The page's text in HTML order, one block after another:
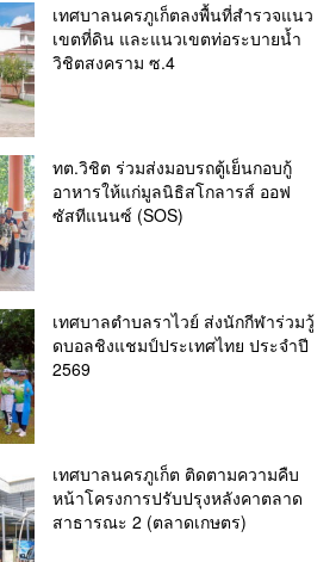
เทศบาลนครภูเก็ตลงพื้นที่สำรวจแนว
เขตที่ดิน และแนวเขตท่อระบายน้ำ
วิชิตสงคราม ซ.4
ทต.วิชิต ร่วมส่งมอบรถตู้เย็นกอบกู้
อาหารให้แก่มูลนิธิสโกลารส์ ออฟ
ซัสทีแนนซ์ (SOS)
เทศบาลตำบลราไวย์ ส่งนักกีฬาร่วมวู้
ดบอลชิงแชมป์ประเทศไทย ประจำปี
2569
เทศบาลนครภูเก็ต ติดตามความคืบ
หน้าโครงการปรับปรุงหลังคาตลาด
สาธารณะ 2 (ตลาดเกษตร)